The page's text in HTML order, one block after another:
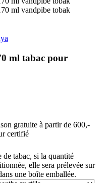
ml tabac pour
gratuite à partir de 600,-
certifié
tabac, si la quantité
elle sera prélevée sur
une boîte emballée.